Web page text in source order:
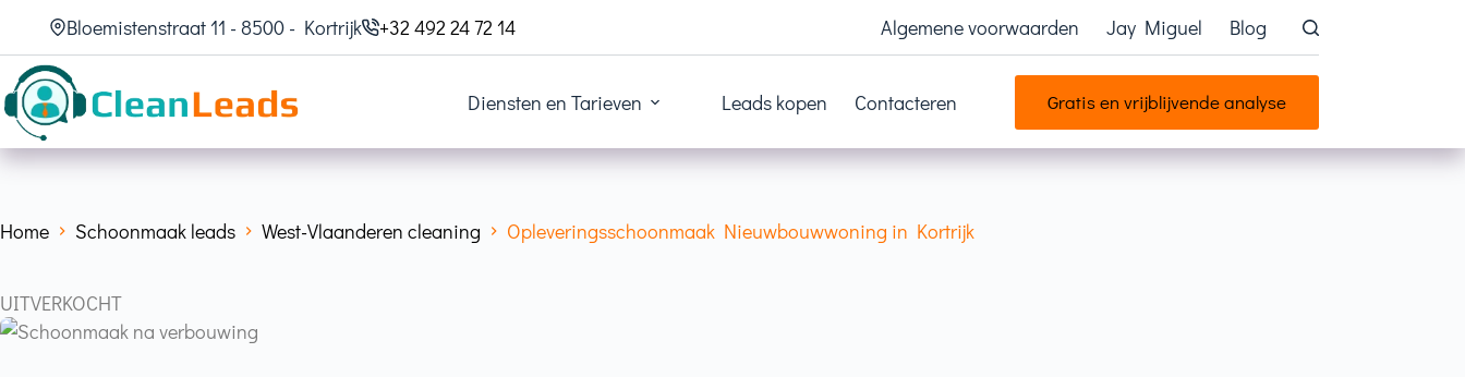
Bloemistenstraat 11 - 8500 - Kortrijk +32 492 24 72 14 Algemene voorwaarden Jay Miguel Blog
Diensten en Tarieven Leads kopen Contacteren Gratis en vrijblijvende analyse
Home Schoonmaak leads West-Vlaanderen cleaning Opleveringsschoonmaak Nieuwbouwwoning in Kortrijk
UITVERKOCHT